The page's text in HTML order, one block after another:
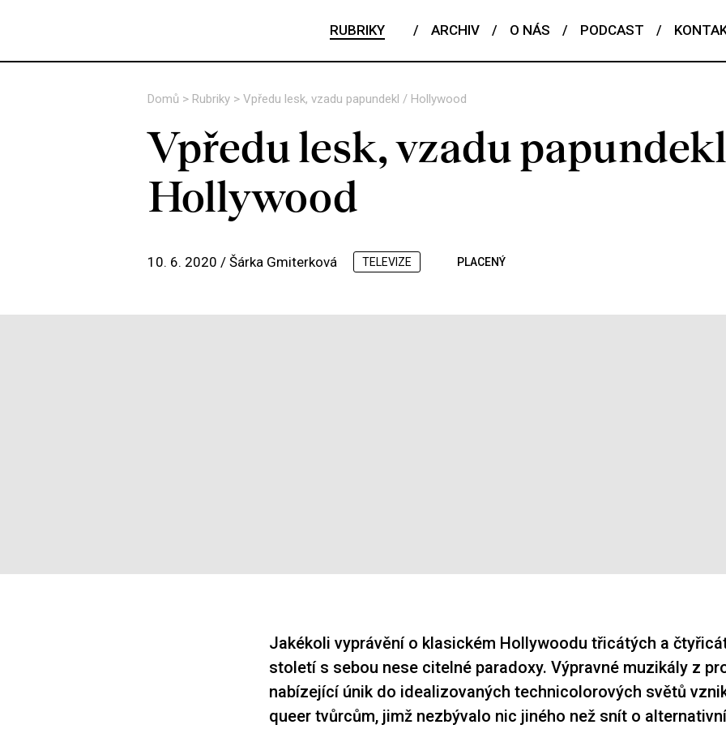
RUBRIKY / ARCHIV / O NÁS / PODCAST /
Domů > Rubriky > Vpředu lesk, vzadu papundekl / Hollywood
Vpředu lesk, vzadu
Hollywood
10. 6. 2020 / Šárka Gmiterková TELEVIZE PLACENÝ
Jakékoli vyprávění o klasickém Hollywoodu třicátých a
století s sebou nese citelné paradoxy. Výpravné muzikály z
nabízející únik do idealizovaných technicolorových světů
queer tvůrcům, jimž nezbývalo nic jiného než snít o